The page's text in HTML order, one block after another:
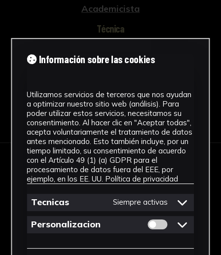
Academicista
Técnica
Ver más
Descargar Ficha
IMÁGENES
Información sobre las cookies
Utilizamos servicios de terceros que nos ayudan
a optimizar nuestro sitio web (análisis). Para
poder utilizar estos servicios, necesitamos su
consentimiento. Al hacer clic en "Aceptar todas",
acepta voluntariamente el tratamiento de datos
antes mencionado. Esto también incluye, por un
tiempo limitado, su consentimiento de acuerdo
con el Artículo 49 (1) (a) GDPR para el
procesamiento de datos fuera del EEE, por
ejemplo, en los EE. UU. Política de privacidad
Tecnicas Siempre activas
Personalizacion Permitir cookies